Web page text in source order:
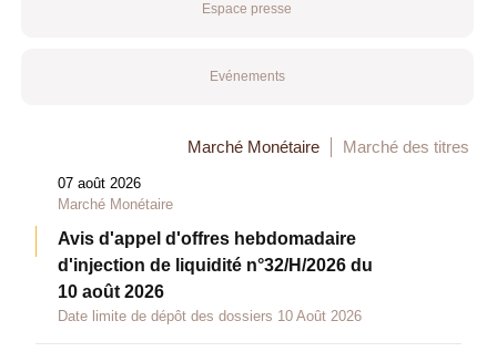
Espace presse
Evénements
Marché Monétaire Marché des titres
07 août 2026
Marché Monétaire
Avis d'appel d'offres hebdomadaire
d'injection de liquidité n°32/H/2026 du
10 août 2026
Date limite de dépôt des dossiers 10 Août 2026